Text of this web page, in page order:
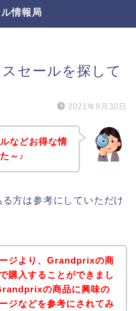
情報局
セールを探して
2021年9月30日
などお得な情
～♪
方は参考にしていただけ
ジより、Grandprixの商
購入することができまし
の商品に興味の
ジなどを参考にされてみ